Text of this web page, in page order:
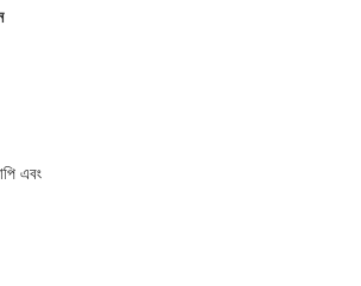
এবং